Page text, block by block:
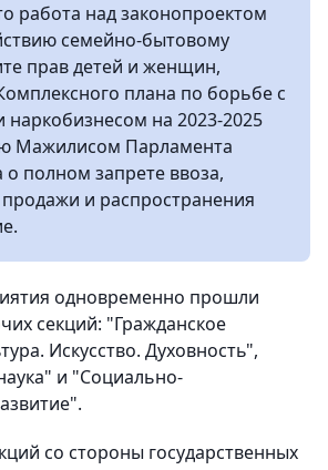
работа над законопроектом
семейно-бытовому
прав детей и женщин,
плана по борьбе с
наркобизнесом на 2023-2025
Мажилисом Парламента
о полном запрете ввоза,
и распространения
одновременно прошли
секций: "Гражданское
Искусство. Духовность",
и "Социально-
со стороны государственных